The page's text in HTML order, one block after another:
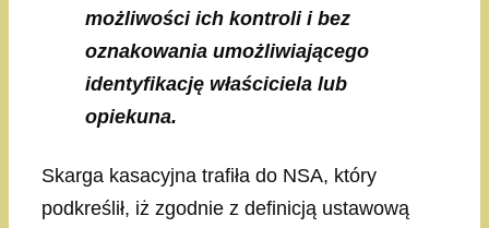
możliwości ich kontroli i bez
oznakowania umożliwiającego
identyfikację właściciela lub
opiekuna.
Skarga kasacyjna trafiła do NSA, który
podkreślił, iż zgodnie z definicją ustawową